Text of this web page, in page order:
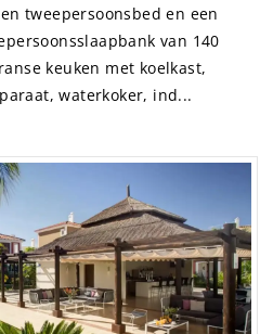
tweepersoonsbed en een
van 140
keuken met koelkast,
waterkoker, ind...